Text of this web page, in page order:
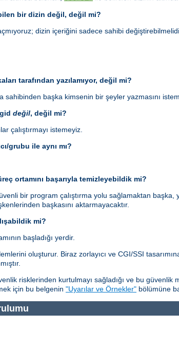
bir dizin değil, değil mi?
dizin içeriğini sadece sahibi
tarafından yazılamıyor, değil mi?
sahibinden başka kimsenin bir şeyler yazmasını
değil, değil mi?
çalıştırmayı istemeyiz.
grubu ile aynı mı?
ortamını başarıyla temizleyebildik mi?
bir program çalıştırma yolu sağlamaktan
başkasını aktarmayacaktır.
mi?
başladığı yerdir.
oluşturur. Biraz zorlayıcı ve CGI/SSI
risklerinden kurtulmayı sağladığı ve bu güvenlik
için bu belgenin "Uyarılar ve Örnekler" bölümüne